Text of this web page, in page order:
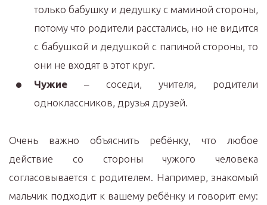
только бабушку и дедушку с маминой стороны,
потому что родители расстались, но не видится
с бабушкой и дедушкой с папиной стороны, то
они не входят в этот круг.
Чужие – соседи, учителя, родители
одноклассников, друзья друзей.
Очень важно объяснить ребёнку, что любое
действие со стороны чужого человека
согласовывается с родителем. Например, знакомый
мальчик подходит к вашему ребёнку и говорит ему: